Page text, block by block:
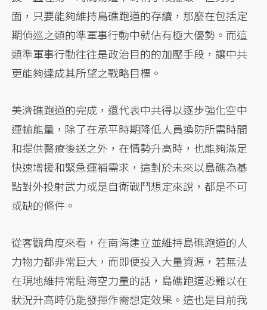
面，只要能夠維持島礁跑道的存續，那麼在包括定
期偵巡之類的準軍事行動中就佔有極大優勢。而這
類準軍事行動往往是政治目的的加壓手段，讓中共
更能夠達成其所望之戰略目標。
美濟礁跑道的完成，還代表中共得以逐步強化空中
運輸能量，除了在承平時期降低人員換防所需時間
和提供醫療後送之外，在情勢升高時，也能夠滿足
快速增援和緊急運補需求，這對於未來以島礁為基
點對外投射武力或是自衛戰鬥想定來說，都是不可
或缺的條件。
從客觀角度來看，在南海建立並維持島礁跑道的人
力物力都非常巨大，而即便投入大量資源，若無法
在現地維持常駐海空力量的話，島礁跑道恐難以在
狀況升高時仍能發揮作需想定效果。這也是目前我